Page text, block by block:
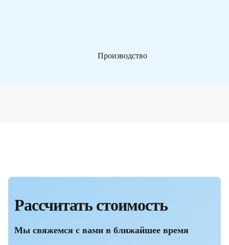
Производство
Рассчитать стоимость
Мы свяжемся с вами в ближайшее время